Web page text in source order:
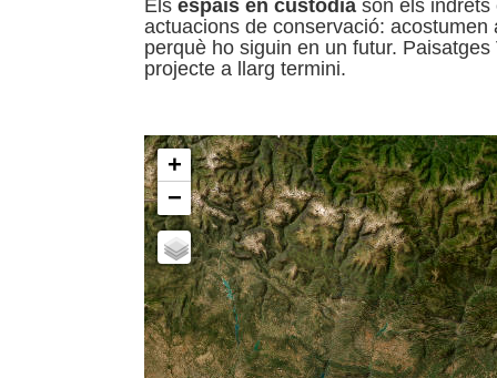
Els espais en custòdia són els indrets
actuacions de conservació:
perquè ho siguin en un futur.
projecte a llarg termini.
+
−